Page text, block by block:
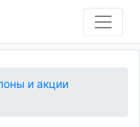
и акции